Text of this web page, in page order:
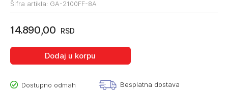
Šifra artikla: GA-2100FF-8A
14.890,00 RSD
Dodaj u korpu
Dostupno odmah Besplatna dostava